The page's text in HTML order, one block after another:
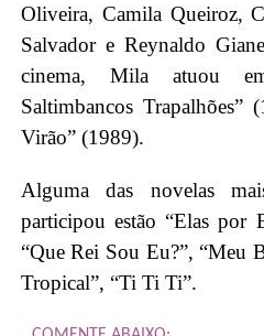
Oliveira, Camila Queiroz,
Salvador e Reynaldo
cinema, Mila atuou
Saltimbancos Trapalhões”
Virão” (1989).
Alguma das novelas
participou estão “Elas por
“Que Rei Sou Eu?”, “Meu
Tropical”, “Ti Ti Ti”.